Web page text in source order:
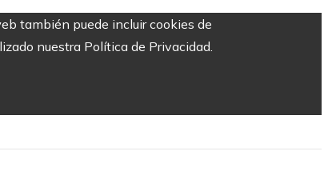
también puede incluir cookies de
nuestra Política de Privacidad.